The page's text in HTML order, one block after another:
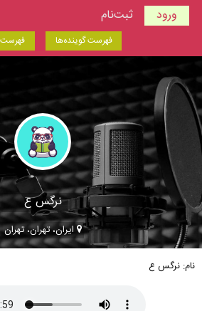
ورود ثبت‌نام
فهرست گوینده‌ها
نرگس ع
ایران، تهران، تهران
نام: نرگس ع